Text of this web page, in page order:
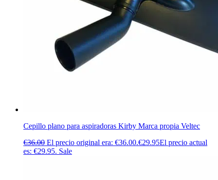
Cepillo plano para aspiradoras Kirby Marca propia Veltec
€36.00 El precio original era: €36.00.€29.95El precio actual
es: €29.95. Sale